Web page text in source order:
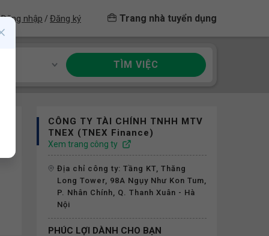
Đăng nhập / Đăng ký Trang nhà tuyển dụng
TÌM VIỆC
CÔNG TY TÀI CHÍNH TNHH MTV
TNEX (TNEX Finance)
Xem trang công ty
Địa chỉ công ty: Tầng KT, Thăng
Long Tower, 98A Ngụy Như Kon Tum,
P. Nhân Chính, Q. Thanh Xuân - Hà
Nội
PHÚC LỢI DÀNH CHO BẠN